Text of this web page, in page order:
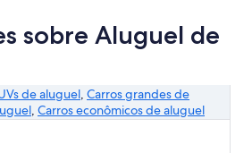
sobre Aluguel de
de aluguel, Carros grandes de
, Carros econômicos de aluguel